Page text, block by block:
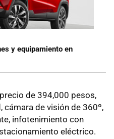
y equipamiento en
de 394,000 pesos,
cámara de visión de 360º,
infotenimiento con
eléctrico.